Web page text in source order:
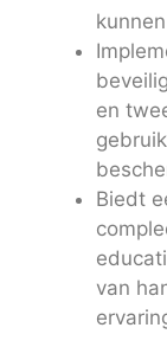
en
Biedt
van